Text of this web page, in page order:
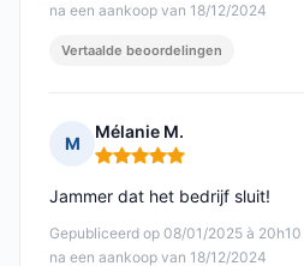
na een aankoop van 18/12/2024
Vertaalde beoordelingen
M
Mélanie M.
Opmerking: 5 van 5
Gepubliceerd op 08/01/2025 à 20h10
na een aankoop van 18/12/2024
Jammer dat het bedrijf sluit!